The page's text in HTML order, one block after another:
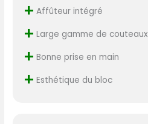
+ Affûteur intégré
+ Large gamme de couteaux
+ Bonne prise en main
+ Esthétique du bloc